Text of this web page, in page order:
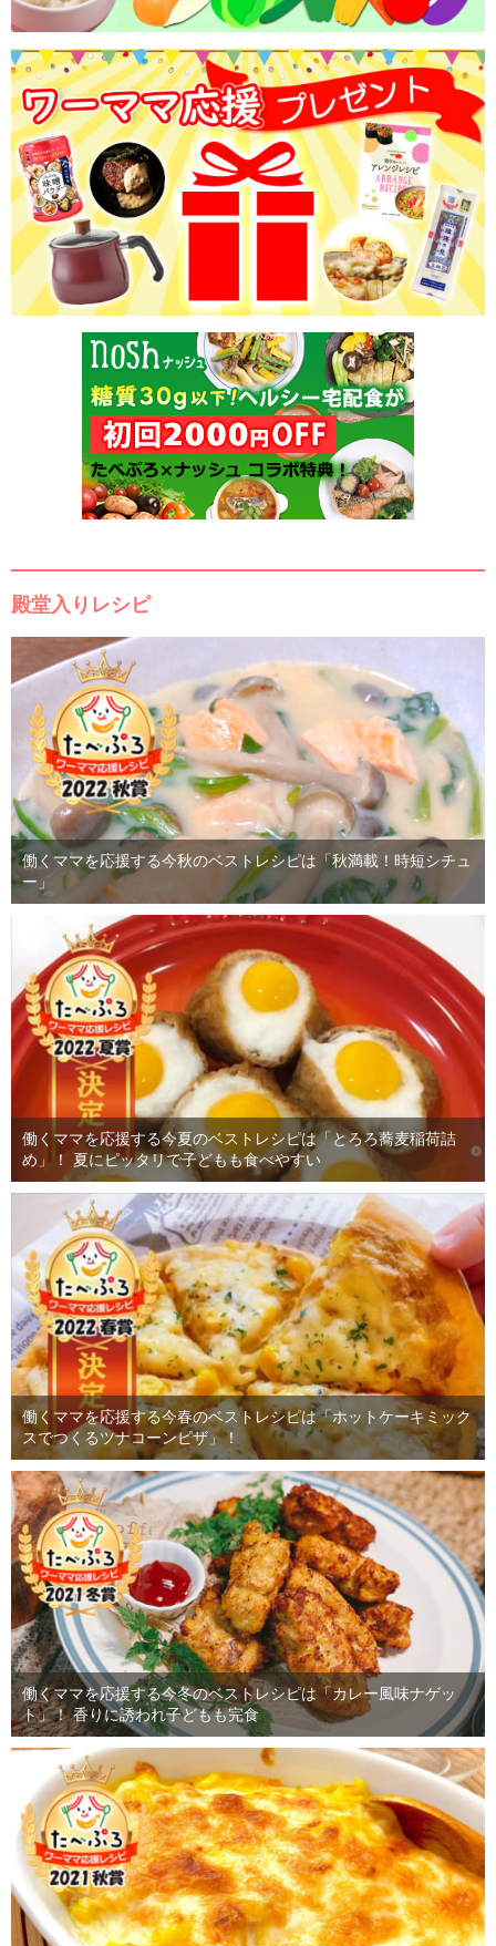
殿堂入りレシピ
働くママを応援する今秋のベストレシピは「秋満載！時短シチュ
ー」
働くママを応援する今夏のベストレシピは「とろろ蕎麦稲荷詰
め」！ 夏にピッタリで子どもも食べやすい
働くママを応援する今春のベストレシピは「ホットケーキミック
スでつくるツナコーンピザ」！
働くママを応援する今冬のベストレシピは「カレー風味ナゲッ
ト」！ 香りに誘われ子どもも完食